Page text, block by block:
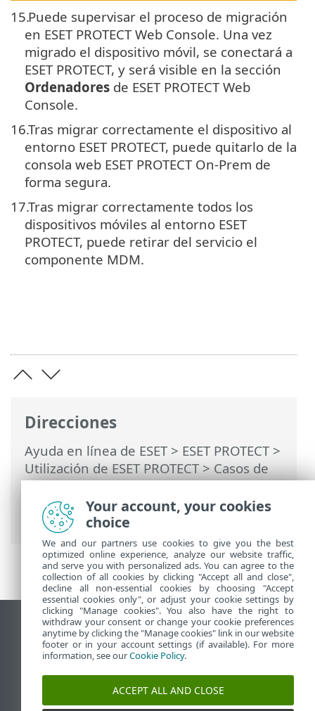
Direcciones
Ayuda en línea de ESET> ESET PROTECT>
Utilización de ESET PROTECT>Casos de
migración ESET PROTECT> Migración a
Cloud MDM (desde ESET PROTECT on-
prem)
15.Puede supervisar el proceso de migración
en ESET PROTECT Web Console. Una vez
migrado el dispositivo móvil, se conectará a
ESET PROTECT, y será visible en la sección
Ordenadores de ESET PROTECT Web
Console.
16.Tras migrar correctamente el dispositivo al
entorno ESET PROTECT, puede quitarlo de la
consola web ESET PROTECT On-Prem de
forma segura.
17.Tras migrar correctamente todos los
dispositivos móviles al entorno ESET
PROTECT, puede retirar del servicio el
componente MDM.
Ver sitio para ordenador
End of Life
Base de conocimiento de ESET
Foro de ESET
ESET Status Portal
Your account, your cookies
choice
We and our partners use cookies to give you the best
optimized online experience, analyze our website traffic,
and serve you with personalized ads. You can agree to the
collection of all cookies by clicking "Accept all and close",
decline all non-essential cookies by choosing "Accept
essential cookies only", or adjust your cookie settings by
clicking "Manage cookies". You also have the right to
withdraw your consent or change your cookie preferences
anytime by clicking the "Manage cookies" link in our website
footer or in your account settings (if available). For more
information, see ourCookie Policy.
ACCEPT ALL AND CLOSE